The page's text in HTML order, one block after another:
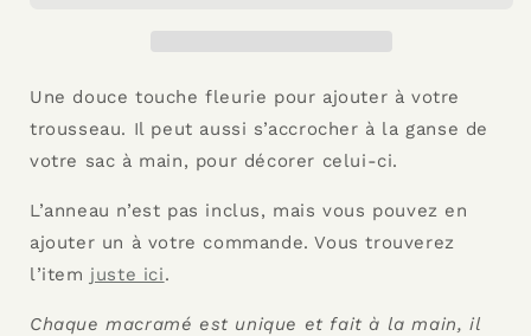
Une douce touche fleurie pour ajouter à votre
trousseau. Il peut aussi s’accrocher à la ganse de
votre sac à main, pour décorer celui-ci.
L’anneau n’est pas inclus, mais vous pouvez en
ajouter un à votre commande. Vous trouverez
l’item juste ici.
Chaque macramé est unique et fait à la main, il